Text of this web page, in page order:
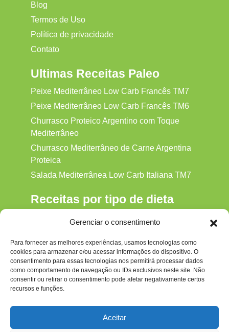
Gerenciar o consentimento
Para fornecer as melhores experiências, usamos tecnologias como
cookies para armazenar e/ou acessar informações do dispositivo. O
consentimento para essas tecnologias nos permitirá processar dados
como comportamento de navegação ou IDs exclusivos neste site. Não
consentir ou retirar o consentimento pode afetar negativamente certos
recursos e funções.
Aceitar
Blog
Termos de Uso
Política de privacidade
Contato
Ultimas Receitas Paleo
Peixe Mediterrâneo Low Carb Francês TM7
Peixe Mediterrâneo Low Carb Francês TM6
Churrasco Proteico Argentino com Toque
Mediterrâneo
Churrasco Mediterrâneo de Carne Argentina
Proteica
Salada Mediterrânea Low Carb Italiana TM7
Receitas por tipo de dieta
Gluten‑free
Hipocalórica
Low Carb
Nenhum
Paleo